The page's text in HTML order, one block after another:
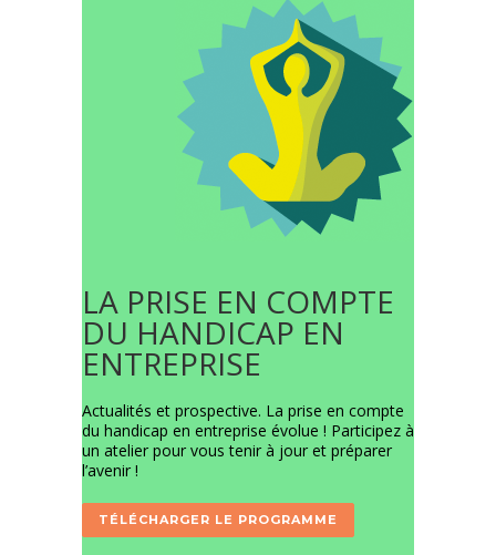
LA PRISE EN COMPTE
DU HANDICAP EN
ENTREPRISE
Actualités et prospective. La prise en compte
du handicap en entreprise évolue ! Participez à
un atelier pour vous tenir à jour et préparer
l’avenir !
TÉLÉCHARGER LE PROGRAMME